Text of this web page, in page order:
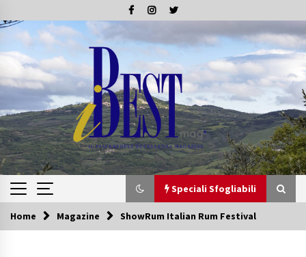
to
content
Speciali Sfogliabili
Speciali Sfogliabili
Home Magazine ShowRum Italian Rum Festival